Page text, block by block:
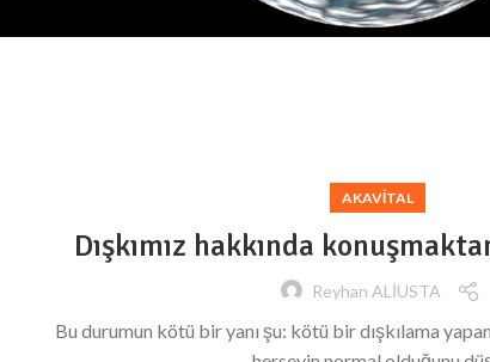
AKAVITAL
Dışkımız hakkında
Reyhan ALİUSTA
Bu durumun kötü bir yanı şu: kötü bir dışkılama